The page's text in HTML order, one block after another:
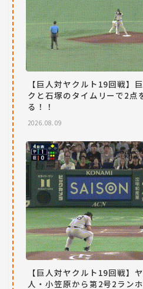
【巨人対ヤクルト19回戦】
クと石塚のタイムリーで2点
る！！
2026.08.09
【巨人対ヤクルト19回戦】
人・小笠原から第2号2ラン